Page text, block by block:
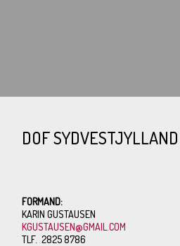
DOF SYDVESTJYLLAND
FORMAND:
KARIN GUSTAUSEN
KGUSTAUSEN@GMAIL.COM
TLF. 2825 8786